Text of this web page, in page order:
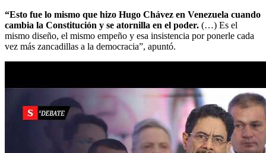
“Esto fue lo mismo que hizo Hugo Chávez en Venezuela cuando
cambia la Constitución y se atornilla en el poder. (…) Es el
mismo diseño, el mismo empeño y esa insistencia por ponerle cada
vez más zancadillas a la democracia”, apuntó.